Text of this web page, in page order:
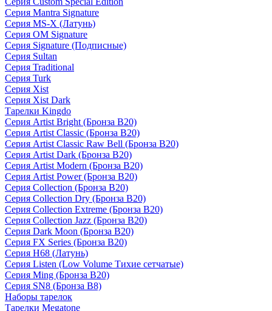
Серия Mantra Signature
Серия MS-X (Латунь)
Серия OM Signature
Серия Signature (Подписные)
Серия Sultan
Серия Traditional
Серия Turk
Серия Xist
Серия Xist Dark
Тарелки Kingdo
Серия Artist Bright (Бронза B20)
Серия Artist Classic (Бронза B20)
Серия Artist Classic Raw Bell (Бронза B20)
Серия Artist Dark (Бронза B20)
Серия Artist Modern (Бронза B20)
Серия Artist Power (Бронза B20)
Серия Collection (Бронза B20)
Серия Collection Dry (Бронза B20)
Серия Collection Extreme (Бронза B20)
Серия Collection Jazz (Бронза B20)
Серия Dark Moon (Бронза B20)
Серия FX Series (Бронза B20)
Серия H68 (Латунь)
Серия Listen (Low Volume Тихие сетчатые)
Серия Ming (Бронза B20)
Серия SN8 (Бронза B8)
Наборы тарелок
Тарелки Megatone